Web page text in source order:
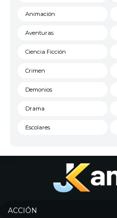
Animación
Aventuras
Ciencia Ficción
Crimen
Demonios
Drama
Escolares
ACCIÓN